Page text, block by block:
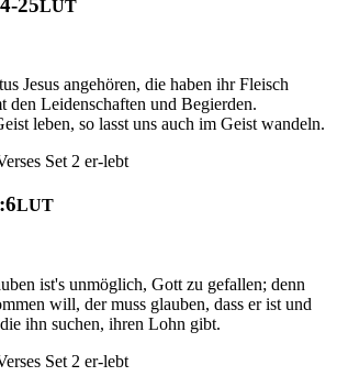
25LUT
Jesus angehören, die haben ihr Fleisch
den Leidenschaften und Begierden.
leben, so lasst uns auch im Geist wandeln.
Set 2 er-lebt
LUT
ist's unmöglich, Gott zu gefallen; denn
will, der muss glauben, dass er ist und
ihn suchen, ihren Lohn gibt.
Set 2 er-lebt